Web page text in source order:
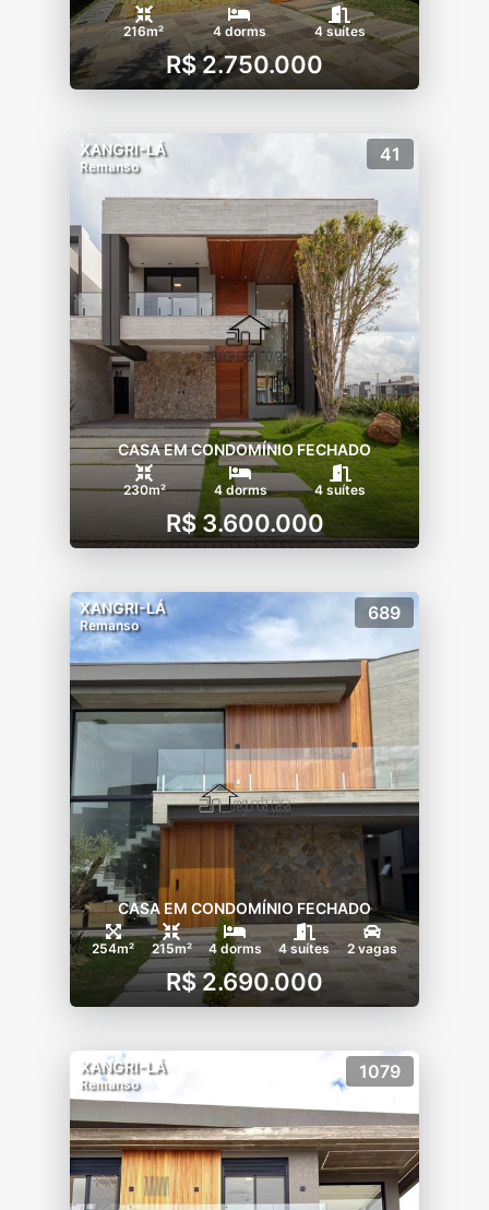
216m² 4 dorms 4 suítes
R$ 2.750.000
XANGRI-LÁ
Remanso
41
CASA EM CONDOMÍNIO FECHADO
230m² 4 dorms 4 suítes
R$ 3.600.000
XANGRI-LÁ
Remanso
689
CASA EM CONDOMÍNIO FECHADO
254m² 215m² 4 dorms 4 suítes 2 vagas
R$ 2.690.000
XANGRI-LÁ
Remanso
1079